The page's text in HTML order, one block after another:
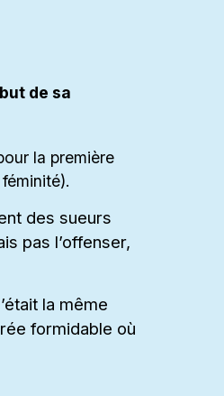
de sa
la première
des sueurs
pas l’offenser,
la même
formidable où